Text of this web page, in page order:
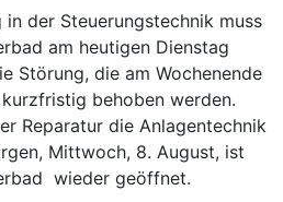
der Steuerungstechnik muss
am heutigen Dienstag
Störung, die am Wochenende
behoben werden.
Reparatur die Anlagentechnik
Mittwoch, 8. August, ist
wieder geöffnet.